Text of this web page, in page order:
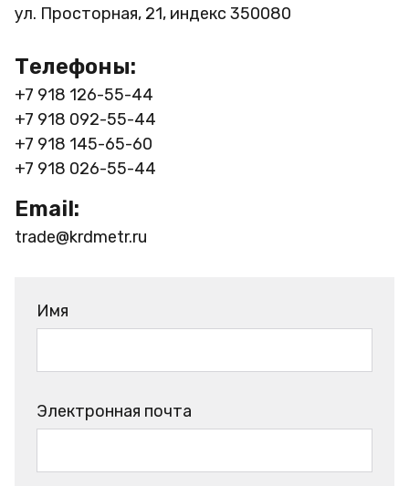
ул. Просторная, 21, индекс 350080
Телефоны:
+7 918 126-55-44
+7 918 092-55-44
+7 918 145-65-60
+7 918 026-55-44
Email:
trade@krdmetr.ru
Имя
Электронная почта